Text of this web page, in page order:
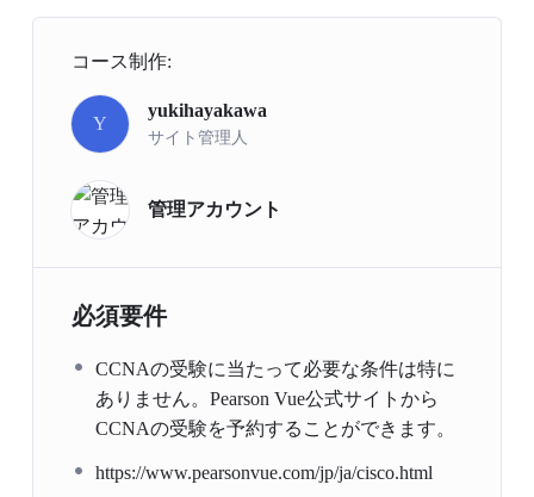
コース制作:
Y
yukihayakawa
サイト管理人
管理アカウント
必須要件
CCNAの受験に当たって必要な条件は特に
ありません。Pearson Vue公式サイトから
CCNAの受験を予約することができます。
https://www.pearsonvue.com/jp/ja/cisco.html